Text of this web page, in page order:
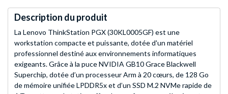
Description du produit
La Lenovo ThinkStation PGX (30KL0005GF) est une
workstation compacte et puissante, dotée d'un matériel
professionnel destiné aux environnements informatiques
exigeants. Grâce à la puce NVIDIA GB10 Grace Blackwell
Superchip, dotée d’un processeur Arm à 20 cœurs, de 128 Go
de mémoire unifiée LPDDR5x et d’un SSD M.2 NVMe rapide de